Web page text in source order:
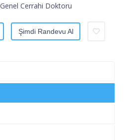
Cerrahi Doktoru
Şimdi Randevu Al